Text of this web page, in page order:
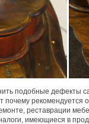
подобные дефекты
рекомендуется
реставрации
имеющиеся в